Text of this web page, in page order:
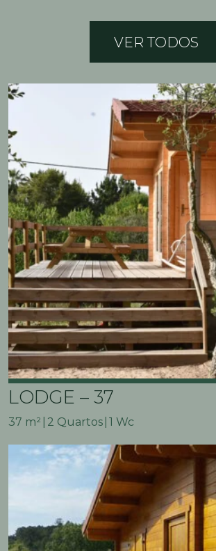
VER TODOS
LODGE – 37
37 m² 2 Quartos 1 Wc